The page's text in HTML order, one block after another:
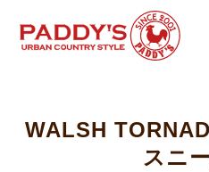
WALSH
スニ